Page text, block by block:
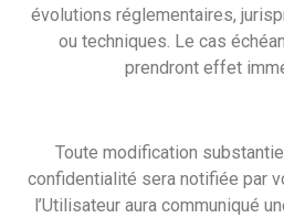
évolutions réglementaires,
ou techniques. Le cas
prendront effet
Toute modification
confidentialité sera notifiée par
l’Utilisateur aura communiqué